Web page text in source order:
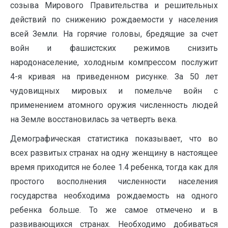
созыва Мирового Правительства и решительных
действий по снижению рождаемости у населения
всей Земли. На горячие головы, бредящие за счет
войн и фашистских режимов снизить
народонаселение, холодным компрессом послужит
4-я кривая на приведенном рисунке. За 50 лет
чудовищных мировых и помельче войн с
применением атомного оружия численность людей
на Земле восстановилась за четверть века.
Демографическая статистика показывает, что во
всех развитых странах на одну женщину в настоящее
время приходится не более 1.4 ребенка, тогда как для
простого восполнения численности населения
государства необходима рождаемость на одного
ребенка больше. То же самое отмечено и в
развивающихся странах. Необходимо добиваться